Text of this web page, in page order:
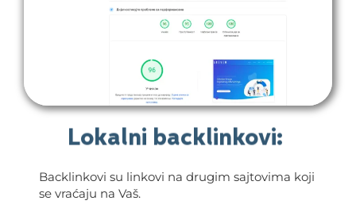
Lokalni backlinkovi:
Backlinkovi su linkovi na drugim sajtovima koji
se vraćaju na Vaš.